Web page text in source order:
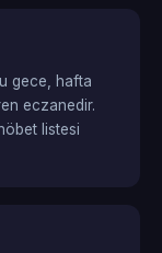
gece, hafta
eczanedir.
listesi